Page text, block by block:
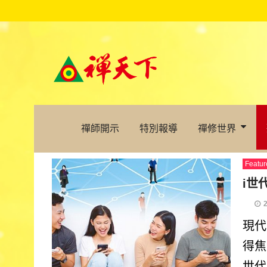
禪師開示 特別報導 禪修世界
i世
現
得